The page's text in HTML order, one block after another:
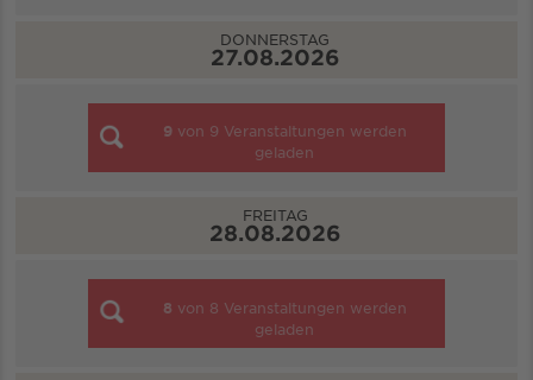
DONNERSTAG
27.08.2026
9 von 9 Veranstaltungen werden
geladen
FREITAG
28.08.2026
8 von 8 Veranstaltungen werden
geladen